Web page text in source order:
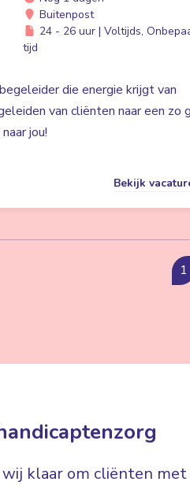
Buitenpost
24 - 26 uur | Voltijds,
tijd
die energie krijgt van
van cliënten naar een zo
jou!
Bekijk
1
klaar om cliënten